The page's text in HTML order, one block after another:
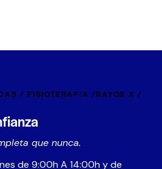
/ FISIOTERAPIA /RAYOS X /
que nunca.
de 9:00h A 14:00h y de